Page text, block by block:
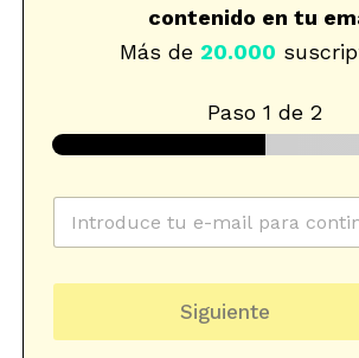
contenido en tu
Más de 20.000
Paso1 de 2
r
e
c
a
Siguiente